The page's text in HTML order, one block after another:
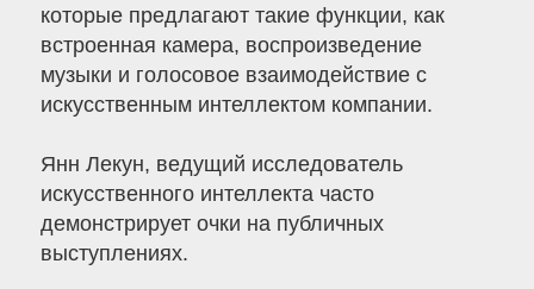
которые предлагают такие функции, как
встроенная камера, воспроизведение
музыки и голосовое взаимодействие с
искусственным интеллектом компании.
Янн Лекун, ведущий исследователь
искусственного интеллекта часто
демонстрирует очки на публичных
выступлениях.